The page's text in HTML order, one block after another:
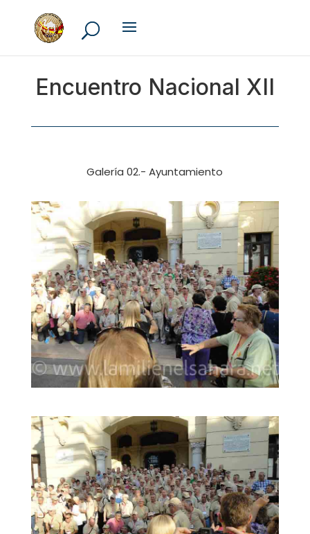
Encuentro Nacional XII
Galería 02.- Ayuntamiento